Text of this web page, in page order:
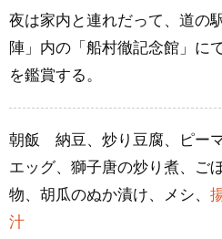
夜は家内と連れだって、道の
陣」内の「船村徹記念館」に
を鑑賞する。
朝飯 納豆、炒り豆腐、ピー
エッグ、獅子唐の炒り煮、ご
物、胡瓜のぬか漬け、メシ、
汁